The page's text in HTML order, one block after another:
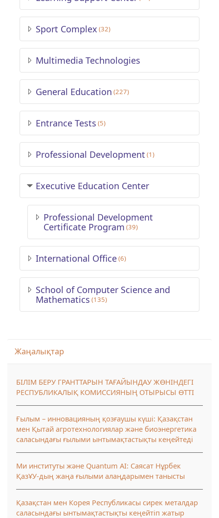
Sport Complex (32)
Multimedia Technologies
General Education (227)
Entrance Tests (5)
Professional Development (1)
Executive Education Center
Professional Development
Certificate Program (39)
International Office(6)
School of Computer Science and
Mathematics (135)
Жаңалықтар
БІЛІМ БЕРУ ГРАНТТАРЫН ТАҒАЙЫНДАУ ЖӨНІНДЕГІ
РЕСПУБЛИКАЛЫҚ КОМИССИЯНЫҢ ОТЫРЫСЫ ӨТТІ
Ғылым – инновацияның қозғаушы күші: Қазақстан
мен Қытай агротехнологиялар және биоэнергетика
саласындағы ғылыми ынтымақтастықты кеңейтеді
Ми институты және Quantum AI: Саясат Нұрбек
ҚазҰУ-дың жаңа ғылыми алаңдарымен танысты
Қазақстан мен Корея Республикасы сирек металдар
саласындағы ынтымақтастықты кеңейтіп жатыр